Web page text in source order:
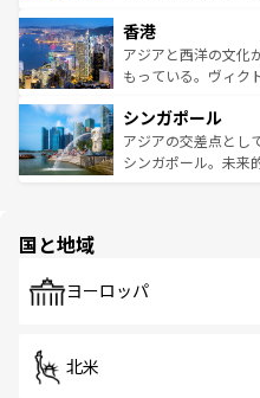
とつ。フォーやバイ
ひ現地で味わいたい
が旅行者を迎えてく
参照してほしい。
の活気が交差してい
帯で自然と触れ合い
いビーチでリゾート
激する。気候は一年
が待っている。親し
た文化、そして多様
香港
アジアと西洋の文化
もっている。ヴィク
み、どこを訪れても
ており、効率よく見
うな絶景から文化的
シンガポール
アジアの交差点とし
シンガポール。未来
で、ホーカーズは地
国と地域
ヨーロッパ
北米